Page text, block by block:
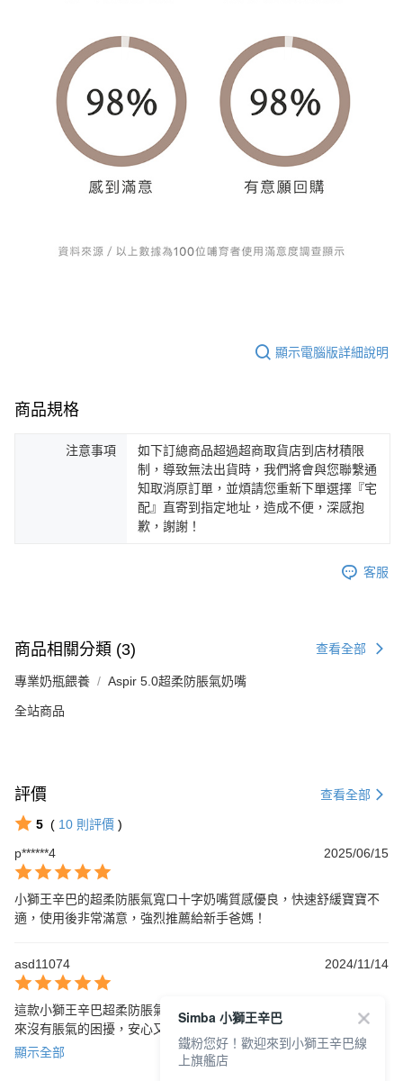
顯示電腦版詳細說明
商品規格
注意事項
如下訂總商品超過超商取貨店到店材積限
制，導致無法出貨時，我們將會與您聯繫通
知取消原訂單，並煩請您重新下單選擇『宅
配』直寄到指定地址，造成不便，深感抱
歉，謝謝！
客服
商品相關分類 (3) 查看全部
專業奶瓶餵養 Aspir 5.0超柔防脹氣奶嘴
全站商品
評價 查看全部
5 ( 10 則評價 )
p******4
2025/06/15
小獅王辛巴的超柔防脹氣寬口十字奶嘴質感優良，快速舒緩寶寶不
適，使用後非常滿意，強烈推薦給新手爸媽！
asd11074 2024/11/14
這款小獅王辛巴超柔防脹氣寬口十字奶嘴真的非常好用，孩子喝起
來沒有脹氣的困擾，安心又方便，寬口設計更讓寶寶舒適，強力推
薦！
顯示全部
Simba 小獅王辛巴
鐵粉您好！歡迎來到小獅王辛巴線
上旗艦店